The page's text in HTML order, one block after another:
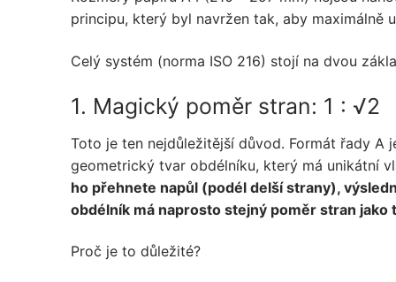
principu, který byl navržen tak, aby maximálně
Celý systém (norma ISO 216) stojí na dvou
1. Magický poměr stran: 1 : √2
Toto je ten nejdůležitější důvod. Formát řady A
geometrický tvar obdélníku, který má unikátní
ho přehnete napůl (podél delší strany),
obdélník má naprosto stejný poměr stran jako
Proč je to důležité?